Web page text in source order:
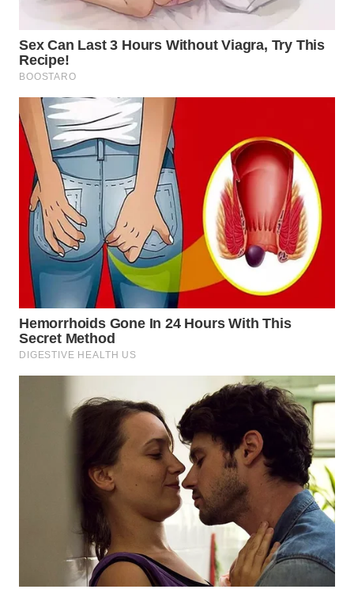
PADANG
LAWAS
WN
SUMEDANG
WN
CIANJUR
WN
KEPULAUAN
SERIBU
WN
TANGERANG
BINJAI
WN
KUNINGAN
MAJALENGKA